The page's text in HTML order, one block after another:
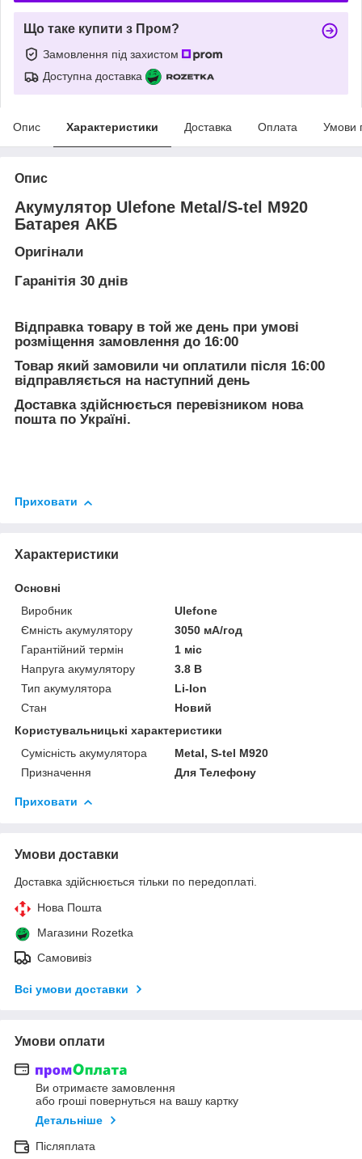
Що таке купити з Пром?
Замовлення під захистом
Доступна доставка
Опис Характеристики Доставка Оплата Умови
Опис
Акумулятор Ulefone Metal/S-tel M920
Батарея АКБ
Оригінали
Гаранітія 30 днів
Відправка товару в той же день при умові
розміщення замовлення до 16:00
Товар який замовили чи оплатили після 16:00
відправляється на наступний день
Доставка здійснюється перевізником нова
пошта по Україні.
Приховати
Характеристики
Основні
Виробник
Ulefone
Ємність акумулятору
3050 мА/год
Гарантійний термін
1 міс
Напруга акумулятору
3.8 В
Тип акумулятора
Li-Ion
Стан
Новий
Користувальницькі характеристики
Сумісність акумулятора
Metal, S-tel M920
Призначення
Для Телефону
Приховати
Умови доставки
Доставка здійснюється тільки по передоплаті.
Нова Пошта
Магазини Rozetka
Самовивіз
Всі умови доставки
Умови оплати
Ви отримаєте замовлення
або гроші повернуться на вашу картку
Детальніше
Післяплата